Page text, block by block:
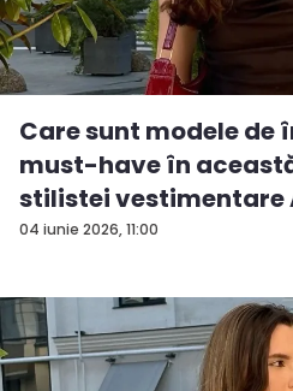
04 iunie 2026, 11:00
Care sunt modele
must-have în
stilistei vestimentare